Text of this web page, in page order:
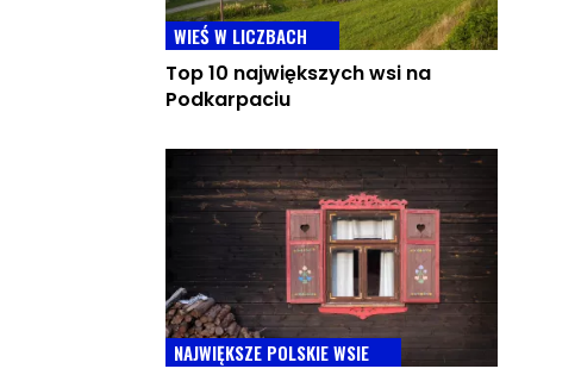
WIEŚ W LICZBACH
Top 10 największych wsi na
Podkarpaciu
NAJWIĘKSZE POLSKIE WSIE